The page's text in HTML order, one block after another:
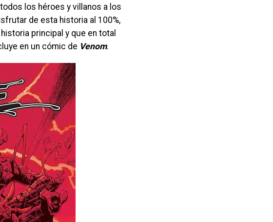
los héroes y villanos a los
de esta historia al 100%,
principal y que en total
en un cómic de Venom.